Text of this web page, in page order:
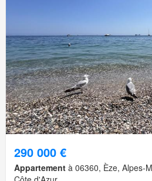
290 000 €
Appartement à 06360, Èze, Alpes-